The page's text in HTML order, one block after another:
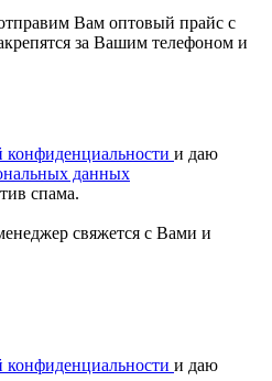
Вам оптовый прайс с
за Вашим телефоном и
конфиденциальности и даю
данных
спама.
свяжется с Вами и
конфиденциальности и даю